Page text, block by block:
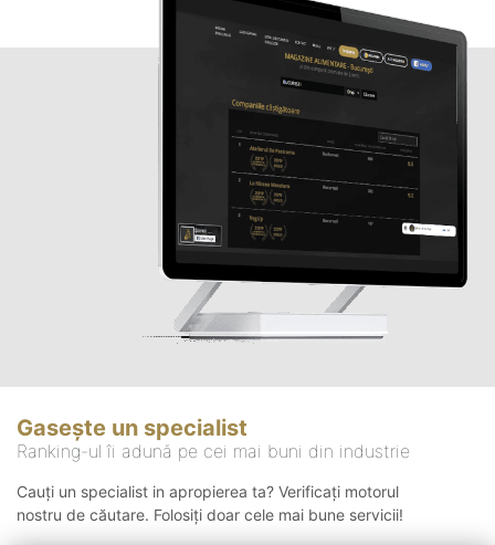
Gasește un specialist
Ranking-ul îi adună pe cei mai buni din industrie
Cauți un specialist in apropierea ta? Verificați motorul
nostru de căutare. Folosiți doar cele mai bune servicii!